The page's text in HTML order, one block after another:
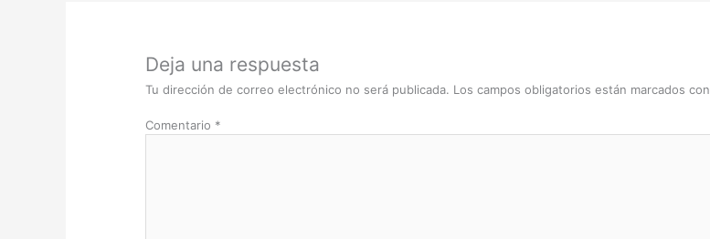
Deja una respuesta
Tu dirección de correo electrónico no será publicada. Los campos obligatorios están marcados con
Comentario *